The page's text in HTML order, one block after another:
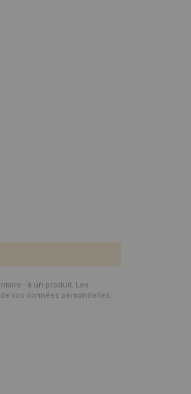
- à un produit. Les
vos données personnelles.